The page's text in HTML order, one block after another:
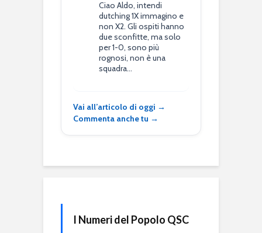
Ciao Aldo, intendi
dutching 1X immagino e
non X2. Gli ospiti hanno
due sconfitte, ma solo
per 1-0, sono più
rognosi, non è una
squadra…
Vai all’articolo di oggi →
Commenta anche tu →
I Numeri del Popolo QSC